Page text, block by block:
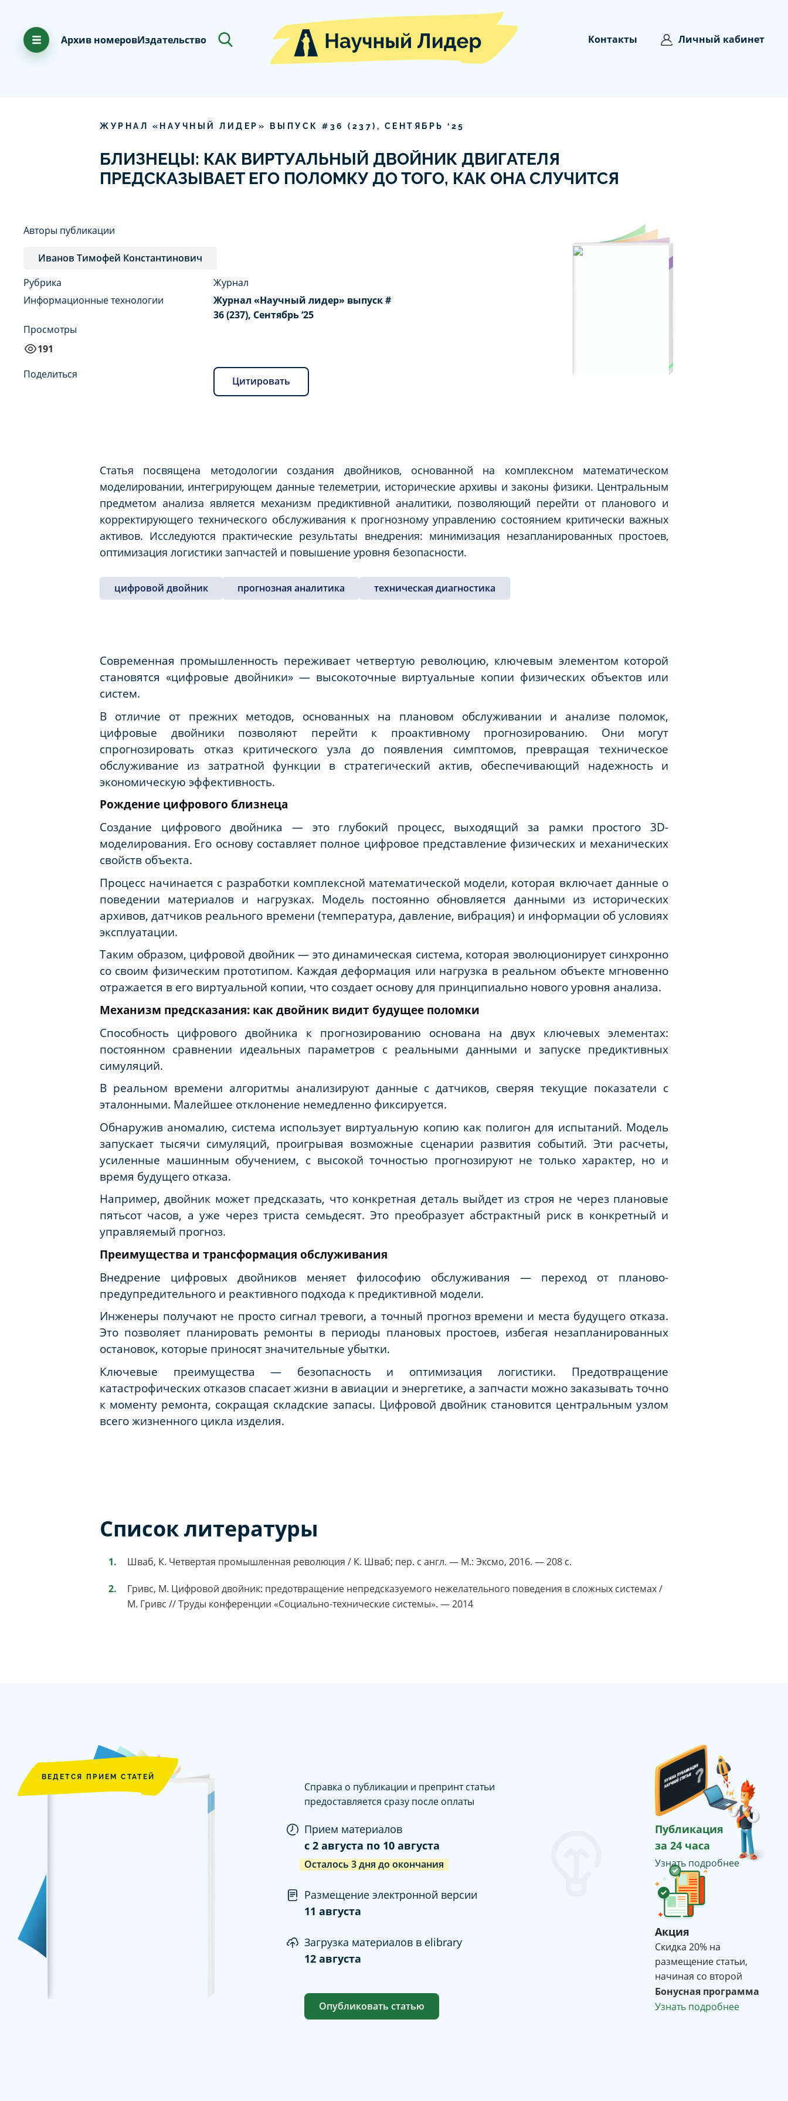
Архив номеровИздательство Контакты Личный кабинет
ЖУРНАЛ «НАУЧНЫЙ ЛИДЕР» ВЫПУСК # 36 ( 237), СЕНТЯБРЬ ‘ 25
БЛИЗНЕЦЫ: КАК ВИРТУАЛЬНЫЙ ДВОЙНИК ДВИГАТЕЛЯ
ПРЕДСКАЗЫВАЕТ ЕГО ПОЛОМКУ ДО ТОГО, КАК ОНА СЛУЧИТСЯ
Авторы публикации
Иванов Тимофей Константинович
Рубрика
Информационные технологии
Просмотры
191
Журнал
Журнал «Научный лидер» выпуск #
36 (237), Сентябрь ‘25
Поделиться
Цитировать
Статья посвящена методологии создания двойников, основанной на комплексном математическом
моделировании, интегрирующем данные телеметрии, исторические архивы и законы физики. Центральным
предметом анализа является механизм предиктивной аналитики, позволяющий перейти от планового и
корректирующего технического обслуживания к прогнозному управлению состоянием критически важных
активов. Исследуются практические результаты внедрения: минимизация незапланированных простоев,
оптимизация логистики запчастей и повышение уровня безопасности.
цифровой двойник прогнозная аналитика техническая диагностика
Современная промышленность переживает четвертую революцию, ключевым элементом которой
становятся «цифровые двойники» — высокоточные виртуальные копии физических объектов или
систем.
В отличие от прежних методов, основанных на плановом обслуживании и анализе поломок,
цифровые двойники позволяют перейти к проактивному прогнозированию. Они могут
спрогнозировать отказ критического узла до появления симптомов, превращая техническое
обслуживание из затратной функции в стратегический актив, обеспечивающий надежность и
экономическую эффективность.
Рождение цифрового близнеца
Создание цифрового двойника — это глубокий процесс, выходящий за рамки простого 3D-
моделирования. Его основу составляет полное цифровое представление физических и механических
свойств объекта.
Процесс начинается с разработки комплексной математической модели, которая включает данные о
поведении материалов и нагрузках. Модель постоянно обновляется данными из исторических
архивов, датчиков реального времени (температура, давление, вибрация) и информации об условиях
эксплуатации.
Таким образом, цифровой двойник — это динамическая система, которая эволюционирует синхронно
со своим физическим прототипом. Каждая деформация или нагрузка в реальном объекте мгновенно
отражается в его виртуальной копии, что создает основу для принципиально нового уровня анализа.
Механизм предсказания: как двойник видит будущее поломки
Способность цифрового двойника к прогнозированию основана на двух ключевых элементах:
постоянном сравнении идеальных параметров с реальными данными и запуске предиктивных
симуляций.
В реальном времени алгоритмы анализируют данные с датчиков, сверяя текущие показатели с
эталонными. Малейшее отклонение немедленно фиксируется.
Обнаружив аномалию, система использует виртуальную копию как полигон для испытаний. Модель
запускает тысячи симуляций, проигрывая возможные сценарии развития событий. Эти расчеты,
усиленные машинным обучением, с высокой точностью прогнозируют не только характер, но и
время будущего отказа.
Например, двойник может предсказать, что конкретная деталь выйдет из строя не через плановые
пятьсот часов, а уже через триста семьдесят. Это преобразует абстрактный риск в конкретный и
управляемый прогноз.
Преимущества и трансформация обслуживания
Внедрение цифровых двойников меняет философию обслуживания — переход от планово-
предупредительного и реактивного подхода к предиктивной модели.
Инженеры получают не просто сигнал тревоги, а точный прогноз времени и места будущего отказа.
Это позволяет планировать ремонты в периоды плановых простоев, избегая незапланированных
остановок, которые приносят значительные убытки.
Ключевые преимущества — безопасность и оптимизация логистики. Предотвращение
катастрофических отказов спасает жизни в авиации и энергетике, а запчасти можно заказывать точно
к моменту ремонта, сокращая складские запасы. Цифровой двойник становится центральным узлом
всего жизненного цикла изделия.
Список литературы
Шваб, К. Четвертая промышленная революция / К. Шваб; пер. с англ. — М.: Эксмо, 2016. — 208 с.
Гривс, М. Цифровой двойник: предотвращение непредсказуемого нежелательного поведения в сложных системах /
М. Гривс // Труды конференции «Социально-технические системы». — 2014
ВЕДЕТСЯ ПРИЕМ СТАТЕЙ
Справка о публикации и препринт статьи
предоставляется сразу после оплаты
Прием материалов
c 2 августа по 10 августа
Осталось 3дня до окончания
Размещение электронной версии
11 августа
Загрузка материалов в elibrary
12 августа
Опубликовать статью
Публикация
за 24 часа
Узнать подробнее
Акция
Cкидка 20% на
размещение статьи,
начиная со второй
Бонусная программа
Узнать подробнее